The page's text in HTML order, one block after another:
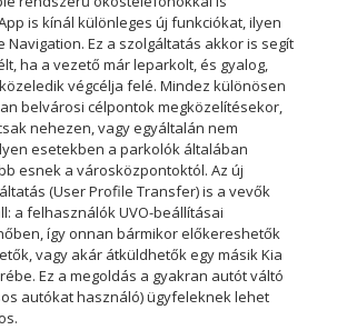
is kínál különleges új funkciókat, ilyen
Navigation. Ez a szolgáltatás akkor is segít
ha a vezető már leparkolt, és gyalog,
végcélja felé. Mindez különösen
belvárosi célpontok megközelítésekor,
nehezen, vagy egyáltalán nem
esetekben a parkolók általában
esnek a városközpontoktól. Az új
(User Profile Transfer) is a vevők
a felhasználók UVO-beállításai
így onnan bármikor előkereshetők
vagy akár átküldhetők egy másik Kia
Ez a megoldás a gyakran autót váltó
autókat használó) ügyfeleknek lehet